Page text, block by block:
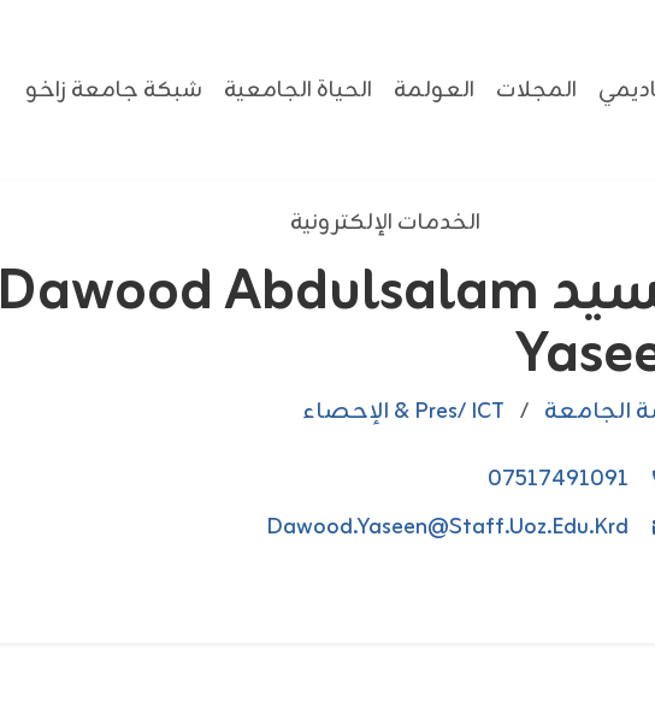
المجلات العولمة الحياة الجامعية شبكة جامعة زاخو
الخدمات الإلكترونية
السيد Dawood Abdulsalam
الجامعة / Pres/ ICT & الإحصاء
07517491091
Dawood.yaseen@staff.uoz.edu.krd